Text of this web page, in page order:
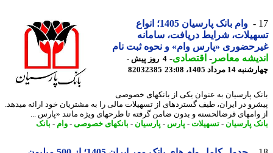
وام بانک پارسیان 1405؛ انواع
شرایط دریافت، سامانه
«پارس وام» و نحوه ثبت نام
معاصر-اقتصادی- 4 روز پیش -
مرداد 1405، 23:08
82032385
پارسیان به عنوان یکی از بانکهای خصوصی
در ایران، طیف گستردهای از تسهیلات مالی را به مشتریان خود ارائه میدهد.
قرضالحسنه و بدون ضامن گرفته تا طرحهای ویژه مانند «پارس ...
پارسیان-تسهیلات-پارس-پارسیان-بانکهای خصوصی-وام-بانک